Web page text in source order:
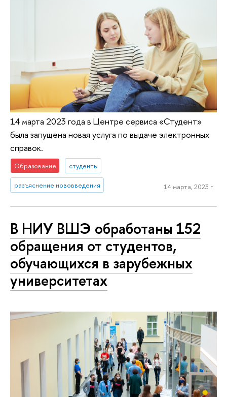
14 марта 2023 года в Центре сервиса «Студент»
была запущена новая услуга по выдаче электронных
справок.
Образование студенты
разъяснение нововведения 14 марта, 2023 г.
В НИУ ВШЭ обработаны 152
обращения от студентов,
обучающихся в зарубежных
университетах